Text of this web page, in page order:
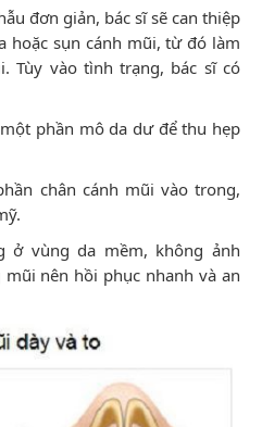
đơn giản, bác sĩ sẽ can thiệp
hoặc sụn cánh mũi, từ đó làm
Tùy vào tình trạng, bác sĩ có
phần mô da dư để thu hẹp
chân cánh mũi vào trong,
ở vùng da mềm, không ảnh
nên hồi phục nhanh và an